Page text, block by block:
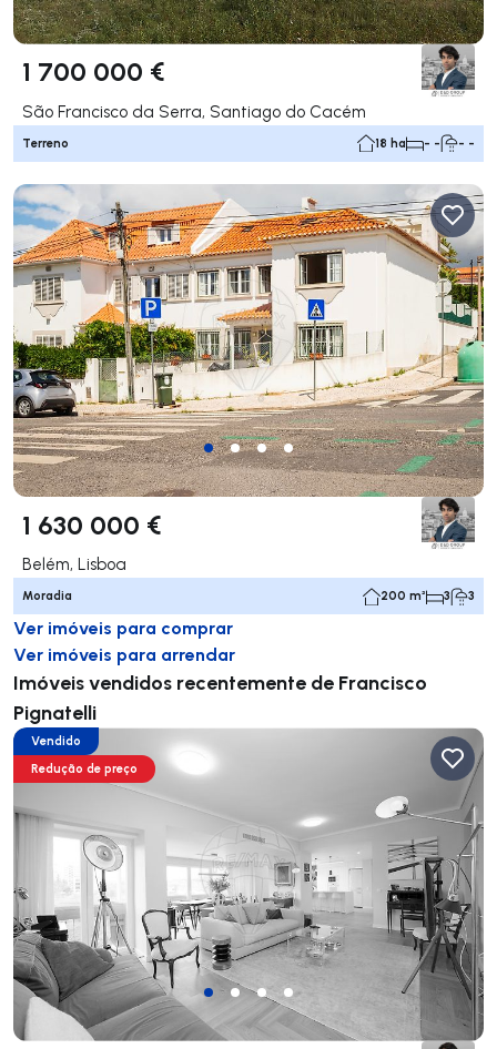
1 700 000 €
São Francisco da Serra, Santiago do Cacém
Terreno 18 ha - - - -
1 630 000 €
Belém, Lisboa
Moradia 200 m² 3 3
Ver imóveis para comprar
Ver imóveis para arrendar
Imóveis vendidos recentemente de Francisco
Pignatelli
Vendido
Redução de preço